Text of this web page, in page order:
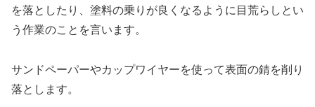
を落としたり、塗料の乗りが良くなるように目荒らしとい
う作業のことを言います。
サンドペーパーやカップワイヤーを使って表面の錆を削り
落とします。